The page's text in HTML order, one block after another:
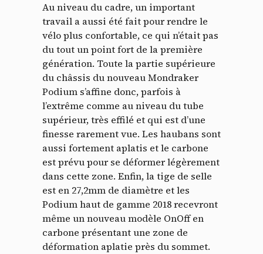
Au niveau du cadre, un important
travail a aussi été fait pour rendre le
vélo plus confortable, ce qui n’était pas
du tout un point fort de la première
génération. Toute la partie supérieure
du châssis du nouveau Mondraker
Podium s’affine donc, parfois à
l’extrême comme au niveau du tube
supérieur, très effilé et qui est d’une
finesse rarement vue. Les haubans sont
aussi fortement aplatis et le carbone
est prévu pour se déformer légèrement
dans cette zone. Enfin, la tige de selle
est en 27,2mm de diamètre et les
Podium haut de gamme 2018 recevront
même un nouveau modèle OnOff en
carbone présentant une zone de
déformation aplatie près du sommet.